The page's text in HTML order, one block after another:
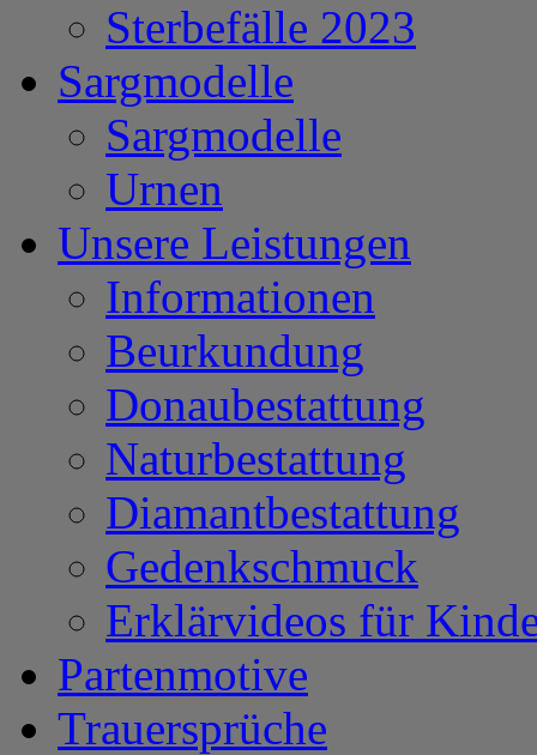
Sterbefälle 2023
Sargmodelle
Sargmodelle
Urnen
Unsere Leistungen
Informationen
Beurkundung
Donaubestattung
Naturbestattung
Diamantbestattung
Gedenkschmuck
Erklärvideos für
Partenmotive
Trauersprüche